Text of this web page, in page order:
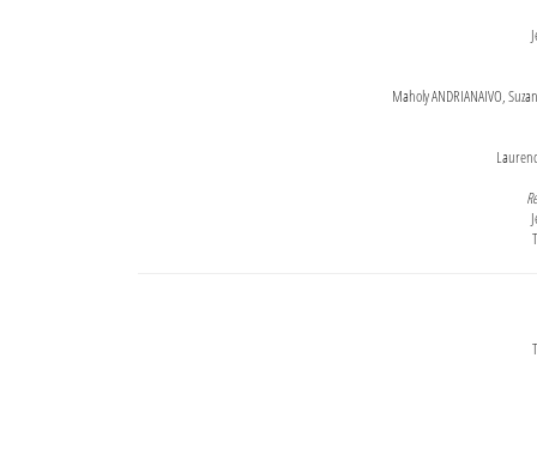
Maholy ANDRIANAIVO,